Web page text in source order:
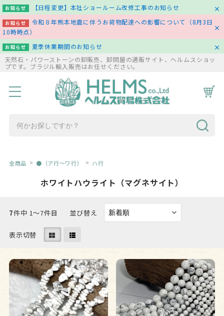
お知らせ 【日程変更】本社ショールーム改修工事のお知らせ
お知らせ
令和８年熊本地震に伴うお荷物配達への影響について（8月3日
10時時点）
お知らせ
夏季休業期間のお知らせ
天然石・パワーストーンの卸販売、卸問屋の通販サイト、ヘルムスショッ
プです。ブラジル輸入販売はお任せください。
HOME 商品一覧 お問い合わせ
全商品 ●（ア行～ワ行） ハ行
ホワイトハウライト（マグネサイト）
7件中 1〜7件目 並び替え
表示切替